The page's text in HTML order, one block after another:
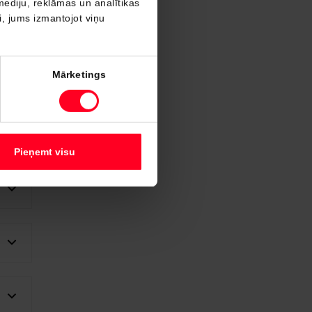
reklāmas un analītikas
jums izmantojot viņu
Mārketings
Pieņemt visu